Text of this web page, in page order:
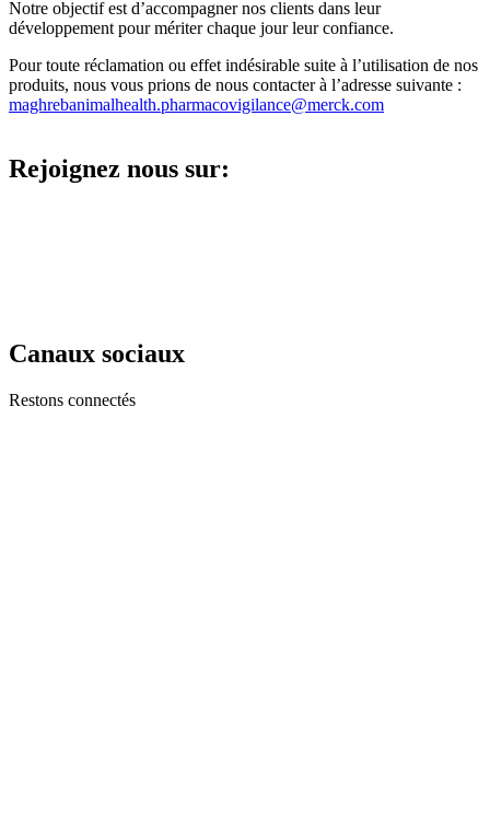
Notre objectif est d’accompagner nos clients dans leur
développement pour mériter chaque jour leur confiance.
Pour toute réclamation ou effet indésirable suite à l’utilisation de nos
produits, nous vous prions de nous contacter à l’adresse suivante :
maghrebanimalhealth.pharmacovigilance@merck.com
Rejoignez nous sur:
Canaux sociaux
Restons connectés